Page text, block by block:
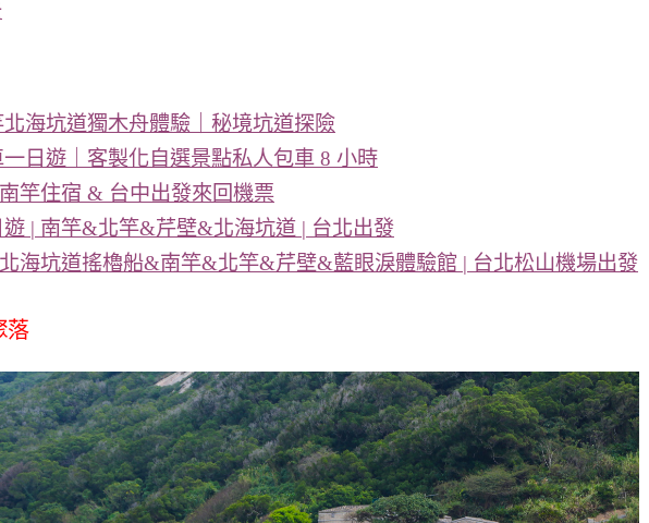
海坑道獨木舟體驗｜秘境坑道探險
日遊｜客製化自選景點私人包車 8 小時
竿住宿 & 台中出發來回機票
| 南竿&北竿&芹壁&北海坑道 | 台北出發
海坑道搖櫓船&南竿&北竿&芹壁&藍眼淚體驗館 | 台北松山機場出發
落